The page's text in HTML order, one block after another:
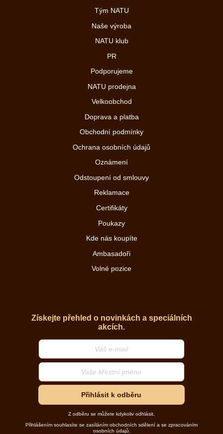
Tým NATU
Naše výroba
NATU klub
PR
Podporujeme
NATU prodejna
Velkoobchod
Doprava a platba
Obchodní podmínky
Ochrana osobních údajů
Oznámení
Odstoupení od smlouvy
Reklamace
Certifikáty
Poukazy
Kde nás koupíte
Ambasadoři
Volné pozice
Získejte přehled o novinkách a speciálních
akcích.
Přihlásit k odběru
Z odběru se můžete kdykoliv odhlásit.
Přihlášením souhlasíte se zasíláním obchodních sdělení a se zpracováním
osobních údajů.